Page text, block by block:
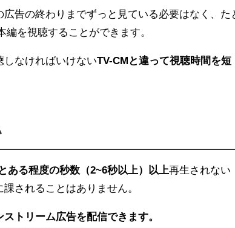
告の終わりまでずっと見ている必要はなく、た
編を視聴することができます。
しなければいけないTV-CMと違って視聴時間を短
ある程度の秒数（2~6秒以上）以上再生されない
されることはありません。
トリーム広告を配信できます。